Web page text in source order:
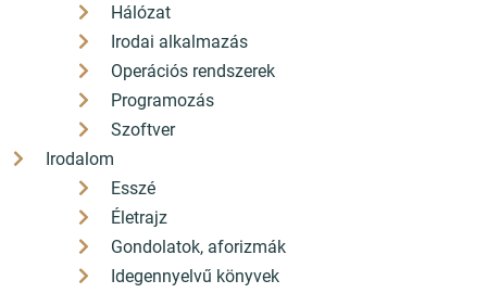
Hálózat
Irodai alkalmazás
Operációs rendszerek
Programozás
Szoftver
Irodalom
Esszé
Életrajz
Gondolatok, aforizmák
Idegennyelvű könyvek